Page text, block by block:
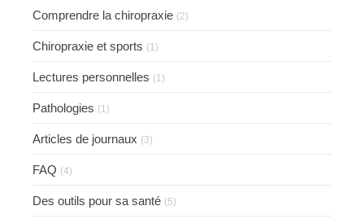
Comprendre la chiropraxie (2)
Chiropraxie et sports (1)
Lectures personnelles (1)
Pathologies (1)
Articles de journaux (3)
FAQ (4)
Des outils pour sa santé (5)